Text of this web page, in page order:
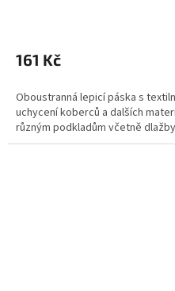
161 Kč
Oboustranná lepicí páska s
uchycení koberců a dalších
různým podkladům včetně